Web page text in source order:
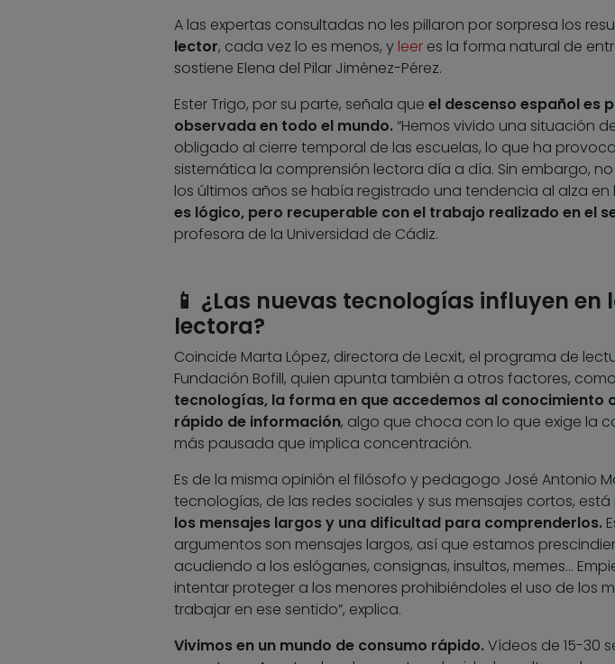
A las expertas consultadas no les pillaron por sorpresa los
lector, cada vez lo es menos, y leeres la forma natural de
sostiene Elena del Pilar Jiménez-Pérez.
Ester Trigo, por su parte, señala que el descenso español es
observada en todo el mundo.“Hemos vivido una situación
obligado al cierre temporal de las escuelas, lo que ha
sistemática la comprensión lectora día a día. Sin embargo,
los últimos años se había registrado una tendencia al alza en
es lógico, pero recuperable con el trabajo realizado en el
profesora de la Universidad de Cádiz.
📱 ¿Las nuevas tecnologías influyen en
lectora?
Coincide Marta López, directora de Lecxit, el programa de
Fundación Bofill, quien apunta también a otros factores,
tecnologías, la forma en que accedemos al conocimiento
rápido de información, algo que choca con lo que exige la
más pausada que implica concentración.
Es de la misma opinión el filósofo y pedagogo José Antonio
tecnologías, de las redes sociales y sus mensajes cortos,
los mensajes largos y una dificultad para comprenderlos.
argumentos son mensajes largos, así que estamos
acudiendo a los eslóganes, consignas, insultos, memes…
intentar proteger a los menores prohibiéndoles el uso de los
trabajar en ese sentido”, explica.
Vivimos en un mundo de consumo rápido.Vídeos de 15-30